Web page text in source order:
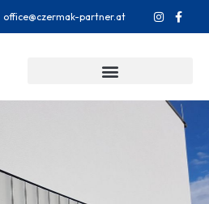
office@czermak-partner.at